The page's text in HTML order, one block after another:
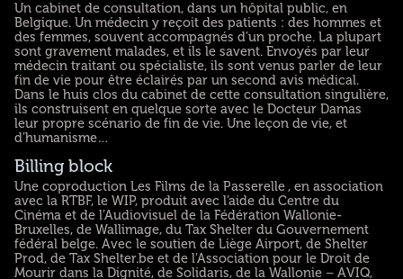
Un cabinet de consultation, dans un hôpital public, en
Belgique. Un médecin y reçoit des patients : des hommes et
des femmes, souvent accompagnés d’un proche. La plupart
sont gravement malades, et ils le savent. Envoyés par leur
médecin traitant ou spécialiste, ils sont venus parler de leur
fin de vie pour être éclairés par un second avis médical.
Dans le huis clos du cabinet de cette consultation singulière,
ils construisent en quelque sorte avec le Docteur Damas
leur propre scénario de fin de vie. Une leçon de vie, et
d’humanisme…
Billing block
Une coproduction Les Films de la Passerelle , en association
avec la RTBF, le WIP, produit avec l’aide du Centre du
Cinéma et de l’Audiovisuel de la Fédération Wallonie-
Bruxelles, de Wallimage, du Tax Shelter du Gouvernement
fédéral belge. Avec le soutien de Liège Airport, de Shelter
Prod, de Tax Shelter.be et de l’Association pour le Droit de
Mourir dans la Dignité, de Solidaris, de la Wallonie – AVIQ,